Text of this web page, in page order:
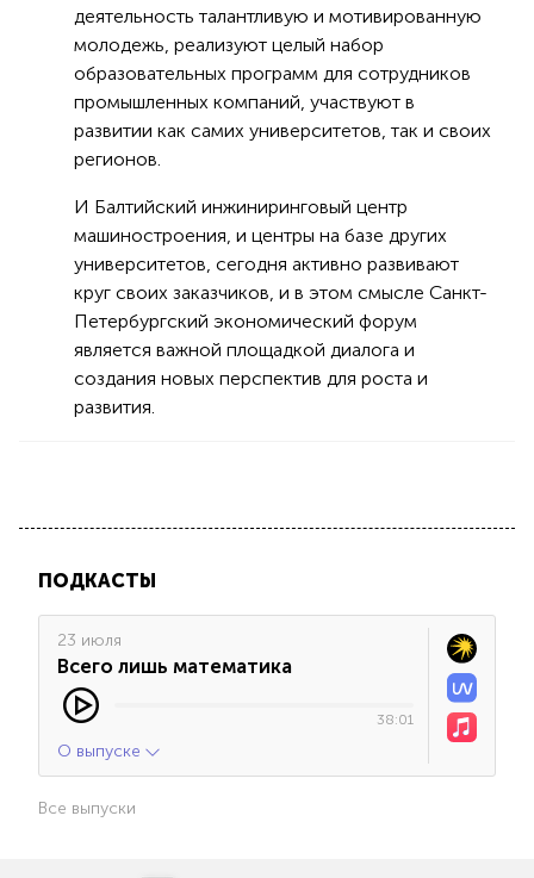
деятельность талантливую и мотивированную
молодежь, реализуют целый набор
образовательных программ для сотрудников
промышленных компаний, участвуют в
развитии как самих университетов, так и своих
регионов.
И Балтийский инжиниринговый центр
машиностроения, и центры на базе других
университетов, сегодня активно развивают
круг своих заказчиков, и в этом смысле Санкт-
Петербургский экономический форум
является важной площадкой диалога и
создания новых перспектив для роста и
развития.
ПОДКАСТЫ
23 июля
Всего лишь математика
38:01
О выпуске
Все выпуски